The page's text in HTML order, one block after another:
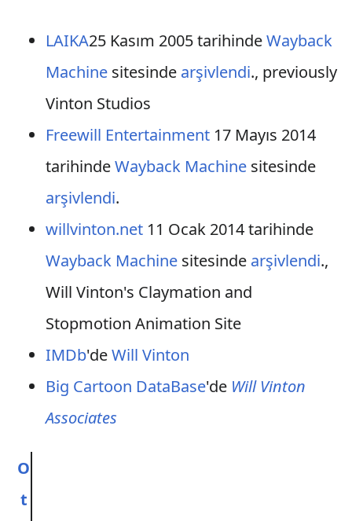
LAIKA25 Kasım 2005 tarihindeWayback
Machinesitesinde arşivlendi., previously
Vinton Studios
Freewill Entertainment17 Mayıs 2014
tarihindeWayback Machinesitesinde
arşivlendi.
willvinton.net11 Ocak 2014 tarihinde
Wayback Machinesitesinde arşivlendi.,
Will Vinton's Claymation and
Stopmotion Animation Site
IMDb'deWill Vinton
Big Cartoon DataBase'de Will Vinton
Associates
O
t